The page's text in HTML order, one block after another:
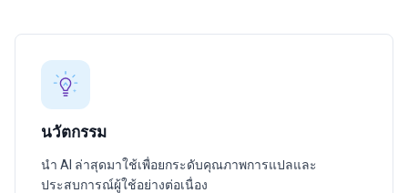
นวัตกรรม
นำ AI ล่าสุดมาใช้เพื่อยกระดับคุณภาพการแปลและ
ประสบการณ์ผู้ใช้อย่างต่อเนื่อง